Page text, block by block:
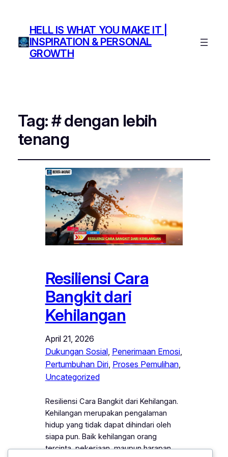
HELL IS WHAT YOU MAKE IT |
INSPIRATION & PERSONAL
GROWTH
Tag:# dengan lebih
tenang
Resiliensi Cara
Bangkit dari
Kehilangan
April 21, 2026
Dukungan Sosial, Penerimaan Emosi
Pertumbuhan Diri, Proses Pemulihan
Uncategorized
Resiliensi Cara Bangkit dari Kehilangan.
Kehilangan merupakan pengalaman
hidup yang tidak dapat dihindari oleh
siapa pun. Baik kehilangan orang
tercinta, pekerjaan, maupun harapan,